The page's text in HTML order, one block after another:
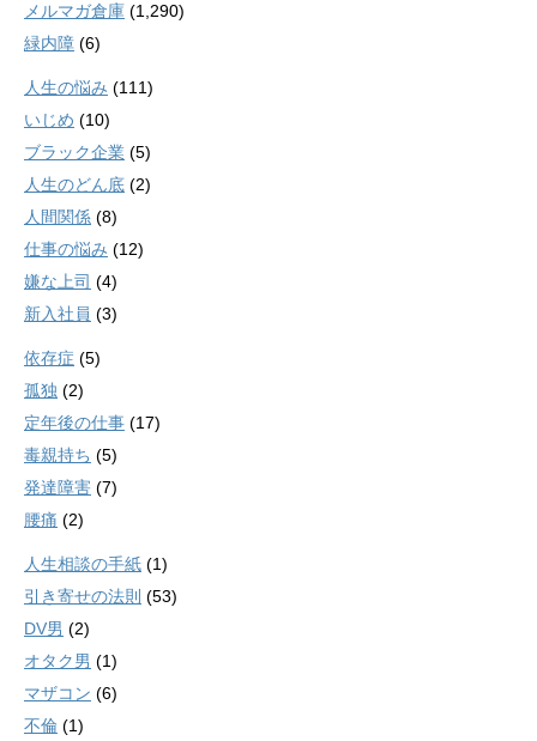
メルマガ倉庫 (1,290)
緑内障 (6)
人生の悩み (111)
いじめ (10)
ブラック企業 (5)
人生のどん底 (2)
人間関係 (8)
仕事の悩み (12)
嫌な上司 (4)
新入社員 (3)
依存症 (5)
孤独 (2)
定年後の仕事 (17)
毒親持ち (5)
発達障害 (7)
腰痛 (2)
人生相談の手紙 (1)
引き寄せの法則 (53)
DV男 (2)
オタク男 (1)
マザコン (6)
不倫 (1)